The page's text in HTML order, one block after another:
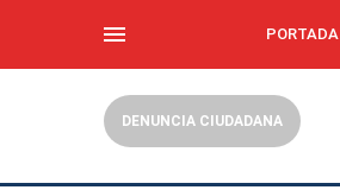
PORTADA
DENUNCIA CIUDADANA